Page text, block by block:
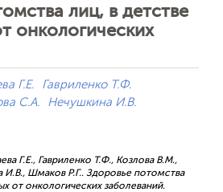
лиц, в детстве
онкологических
Г.Е.
Гавриленко Т.Ф.
С.А.
Нечушкина И.В.
Г.Е., Гавриленко Т.Ф., Козлова В.М.,
И.В., Шмаков Р.Г.. Здоровье потомства
от онкологических заболеваний.